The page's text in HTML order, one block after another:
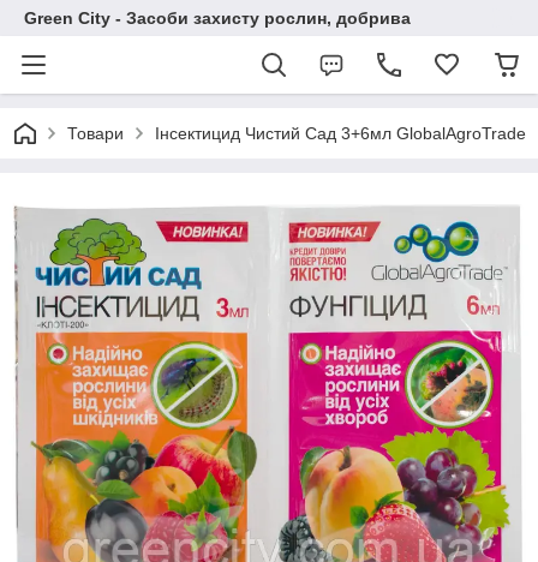
Green City - Засоби захисту рослин, добрива
Товари Інсектицид Чистий Сад 3+6мл GlobalAgroTrade